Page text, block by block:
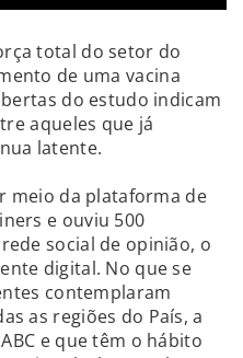
total do setor do
de uma vacina
do estudo indicam
aqueles que já
latente.
meio da plataforma de
e ouviu 500
social de opinião, o
digital. No que se
contemplaram
as regiões do País, a
e que têm o hábito